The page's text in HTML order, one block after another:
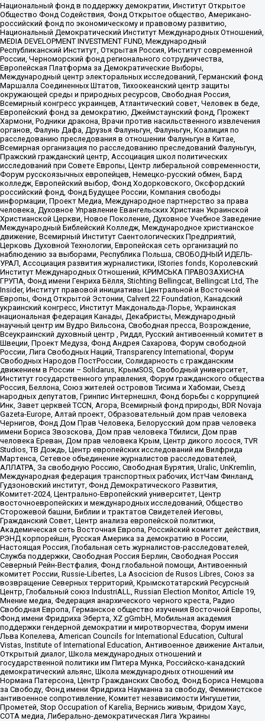
Национальный фонд в поддержку демократии, Институт Открытое
Общество Фонд Содействия, Фонд Открытое общество, Американо-
российский фонд по экономическому и правовому развитию,
Национальный Демократический Институт Международных Отношений,
MEDIA DEVELOPMENT INVESTMENT FUND, Международный
Республиканский Институт, Открытая Россия, Институт современной
России, Черноморский фонд регионального сотрудничества,
Европейская Платформа за Демократические Выборы,
Международный центр электоральных исследований, Германский фонд
Маршалла Соединенных Штатов, Тихоокеанский центр защиты
окружающей среды и природных ресурсов, Свободная Россия,
Всемирный конгресс украинцев, Атлантический совет, Человек в беде,
Европейский фонд за демократию, Джеймстаунский фонд, Прожект
Хармони, Родники дракона, Врачи против насильственного извлечения
органов, Фалунь Дафа, Друзья Фалуньгун, Фалуньгун, Коалиция по
расследованию преследования в отношении Фалуньгун в Китае,
Всемирная организация по расследованию преследований Фалуньгун,
Пражский гражданский центр, Ассоциация школ политических
исследований при Совете Европы, Центр либеральной современности,
Форум русскоязычных европейцев, Немецко-русский обмен, Бард
колледж, Европейский выбор, Фонд Ходорковского, Оксфордский
российский фонд, Фонд Будущее России, Компания свободы
информации, Проект Медиа, Международное партнерство за права
человека, Духовное Управление Евангельских Христиан Украинской
Христианской Церкви, Новое Поколение, Духовное Учебное Заведение
Международный Библейский Колледж, Международное христианское
движение, Всемирный Институт Саентологических Предприятий,
Церковь Духовной Технологии, Европейская сеть организаций по
наблюдению за выборами, Республика Польша, СВОБОДНЫЙ ИДЕЛЬ-
УРАЛ, Ассоциация развития журналистики, IStories fonds, Королевский
Институт Международных Отношений, КРИМСЬКА ПРАВОЗАХИСНА
ГРУПА, Фонд имени Генриха Бёлля, Stichting Bellingcat, Bellingcat Ltd, The
Insider, Институт правовой инициативы Центральной и Восточной
Европы, Фонд Открытой Эстонии, Calvert 22 Foundation, Канадский
украинский конгресс, Институт Макдональда-Лорье, Украинская
национальная федерация Канады, Декабристы, Международный
научный центр им Вудро Вильсона, Свободная пресса, Возрождение,
Всеукраинский духовный центр , Риддл, Русский антивоенный комитет в
Швеции, Проект Медуза, Фонд Андрея Сахарова, Форум свободной
России, Лига Свободных Наций, Transparеncy International, Форум
Свободных Народов ПостРоссии, Солидарность с гражданским
движением в России – Solidarus, КрымSOS, Свободный университет,
Институт государственного управления, Форум гражданского общества
Россия, Беллона, Союз жителей островов Тисима и Хабомаи, Съезд
народных депутатов, Гринпис Интернешнл, Фонд борьбы с коррупцией
Инк, Завет церквей TCCN, Агора, Всемирный фонд природы, BDR Novaja
Gazeta-Europe, Алтай проект, Образовательный дом прав человека
Чернигов, Фонд Дом Прав Человека, Белорусский дом прав человека
имени Бориса Звозскова, Дом прав человека Тбилиси, Дом прав
человека Ереван, Дом прав человека Крым, Центр дикого лосося, TVR
Studios, ТВ Дождь, Центр европейских исследований им Вилфрида
Мартенса, Сетевое объединение журналистов расследователей,
АЛЛАТРА, За свободную Россию, Свободная Бурятия, Uralic, UnKremlin,
Международная федерация транспортных рабочих, ИстЧам Финланд,
Гудзоновский институт, Фонд Демократического Развития,
Комитет-2024, Центрально-Европейский университет, Центр
восточноевропейских и международных исследований, Общество
Сторожевой башни, Библии и трактатов Свидетелей Иеговы,
Гражданский Совет, Центр анализа европейской политики,
Академическая сеть Восточная Европа, Российский комитет действия,
РЭНД корпорейшн, Русская Америка за демократию в России,
Настоящая Россия, Глобальная сеть журналистов-расследователей,
Служба поддержки, Свободная Россия Берлин, Свободная Россия
Северный Рейн-Вестфалия, Фонд глобальной помощи, Антивоенный
комитет России, Russie-Libertes, La Asocicion de Rusos Libres, Союз за
возвращение Северных территорий, Крымскотатарский Ресурсный
Центр, Глобальный союз IndustriALL, Russian Election Monitor, Article 19,
Мнение медиа, Федерация анархического черного креста, Радио
Свободная Европа, Германское общество изучения Восточной Европы,
Фонд имени Фридриха Эберта, XZ gGmbH, Мобильная академия
поддержки гендерной демократии и миротворчества, Форум имени
Льва Копелева, American Councils for International Education, Cultural
Vistas, Institute of International Education, Антивоенное движение Антальи,
Открытый диалог, Школа международных отношений и
государственной политики им Питера Мунка, Российско-канадский
демократический альянс, Школа международных отношений им
Нормана Патерсона, Центр Гражданских Свобод, Фонд Бориса Немцова
за Свободу, Фонд имени Фридриха Науманна за свободу, Феминистское
антивоенное сопротивление, Комитет независимости Ингушетии,
Прометей, Stop Occupation of Karelia, Вернись живым, Фридом Хаус,
СОТА медиа, Либерально-демократическая Лига Украины